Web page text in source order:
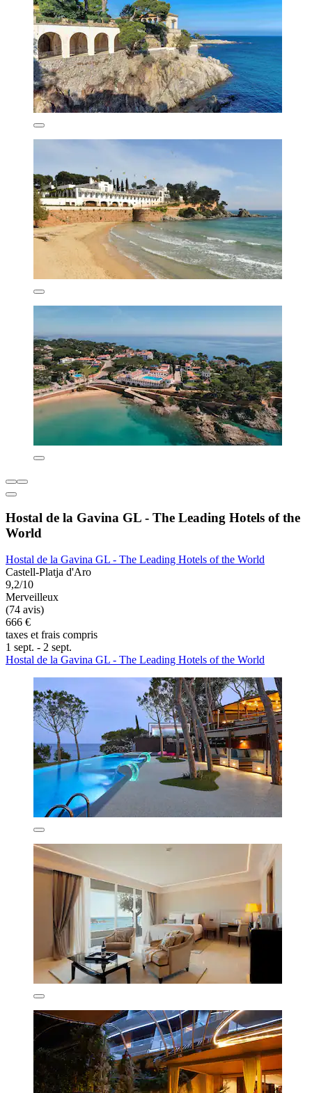
Hostal de la Gavina GL - The Leading Hotels of the
World
Hostal de la Gavina GL - The Leading Hotels of the World
Castell-Platja d'Aro
9,2/10
Merveilleux
(74 avis)
666 €
taxes et frais compris
1 sept. - 2 sept.
Hostal de la Gavina GL - The Leading Hotels of the World